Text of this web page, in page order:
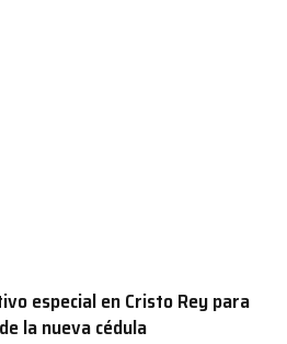
especial en Cristo Rey para
la nueva cédula